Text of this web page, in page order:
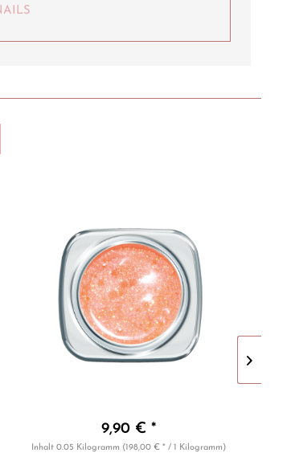
9,90 € *
Inhalt 0.05 Kilogramm (198,00 € * / 1 Kilogramm)